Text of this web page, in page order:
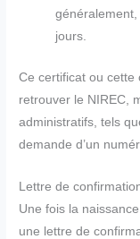
jours.
Ce certificat ou cette
retrouver le NIREC,
administratifs, tels
demande d’un
Lettre de
Une fois la
une lettre de